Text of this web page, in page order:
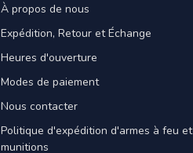
À propos de nous
Expédition, Retour et Échange
Heures d'ouverture
Modes de paiement
Nous contacter
Politique d'expédition d'armes à feu
munitions